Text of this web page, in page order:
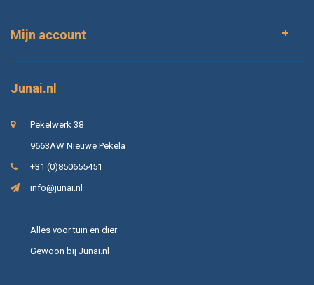
Mijn account
Junai.nl
Pekelwerk 38
9663AW Nieuwe Pekela
+31 (0)850655451
info@junai.nl
Alles voor tuin en dier
Gewoon bij Junai.nl